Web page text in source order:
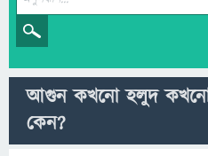
আগুন কখনো হলুদ কখনো
কেন?